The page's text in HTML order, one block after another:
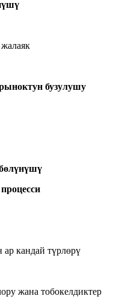
бузулушу
кандай түрлөрү
жана тобокелдиктер